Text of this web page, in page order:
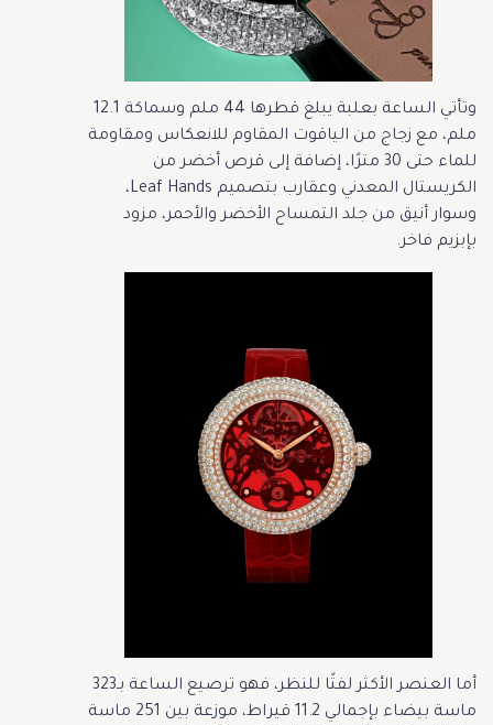
وتأتي الساعة بعلبة يبلغ قطرها 44 ملم وسماكة 12.1
ملم، مع زجاج من الياقوت المقاوم للانعكاس ومقاومة
للماء حتى 30 مترًا، إضافة إلى قرص أخضر من
الكريستال المعدني وعقارب بتصميم Leaf Hands،
وسوار أنيق من جلد التمساح الأخضر والأحمر، مزود
بإبزيم فاخر.
أما العنصر الأكثر لفتًا للنظر، فهو ترصيع الساعة بـ323
ماسة بيضاء بإجمالي 11.2 قيراط، موزعة بين 251 ماسة